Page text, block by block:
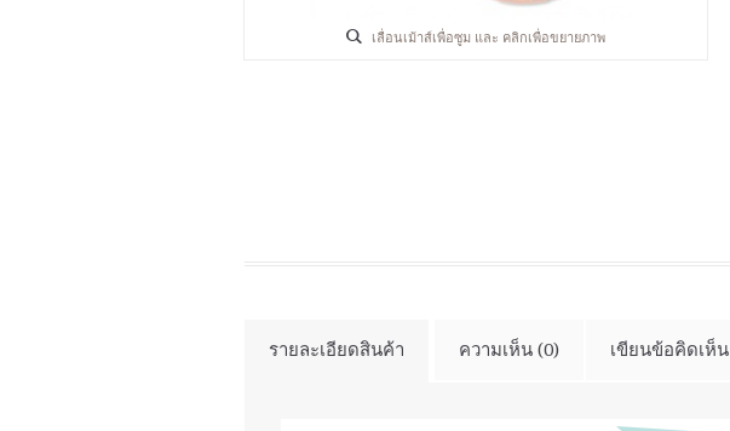
เลื่อนเม้าส์เพื่อซูม และ คลิกเพื่อขยายภาพ
รายละเอียดสินค้า ความเห็น (0) เขียนข้อคิดเห็น